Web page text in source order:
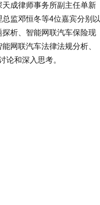
成律师事务所副主任单新
监邓恒冬等4位嘉宾分别以
析、智能网联汽车保险现
网联汽车法律法规分析、
论和深入思考。